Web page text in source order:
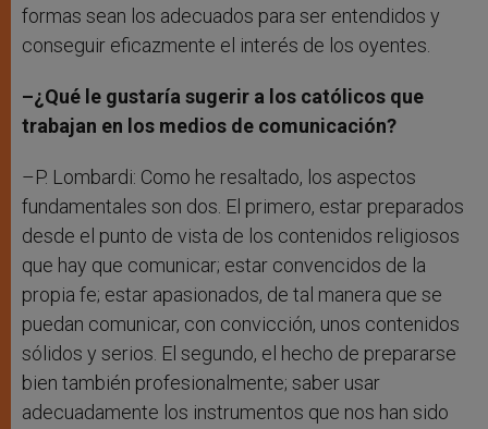
formas sean los adecuados para ser entendidos y
conseguir eficazmente el interés de los oyentes.
–¿Qué le gustaría sugerir a los católicos que
trabajan en los medios de comunicación?
–P. Lombardi: Como he resaltado, los aspectos
fundamentales son dos. El primero, estar preparados
desde el punto de vista de los contenidos religiosos
que hay que comunicar; estar convencidos de la
propia fe; estar apasionados, de tal manera que se
puedan comunicar, con convicción, unos contenidos
sólidos y serios. El segundo, el hecho de prepararse
bien también profesionalmente; saber usar
adecuadamente los instrumentos que nos han sido